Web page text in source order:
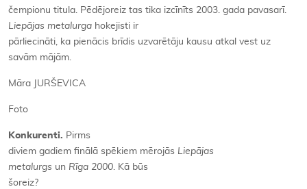
čempionu titula. Pēdējoreiz tas tika izcīnīts 2003. gada pavasarī.
Liepājas metalurga hokejisti ir
pārliecināti, ka pienācis brīdis uzvarētāju kausu atkal vest uz
savām mājām.
Māra JURŠEVICA
Foto
Konkurenti. Pirms
diviem gadiem finālā spēkiem mērojās Liepājas
metalurgs un Rīga 2000 . Kā būs
šoreiz?